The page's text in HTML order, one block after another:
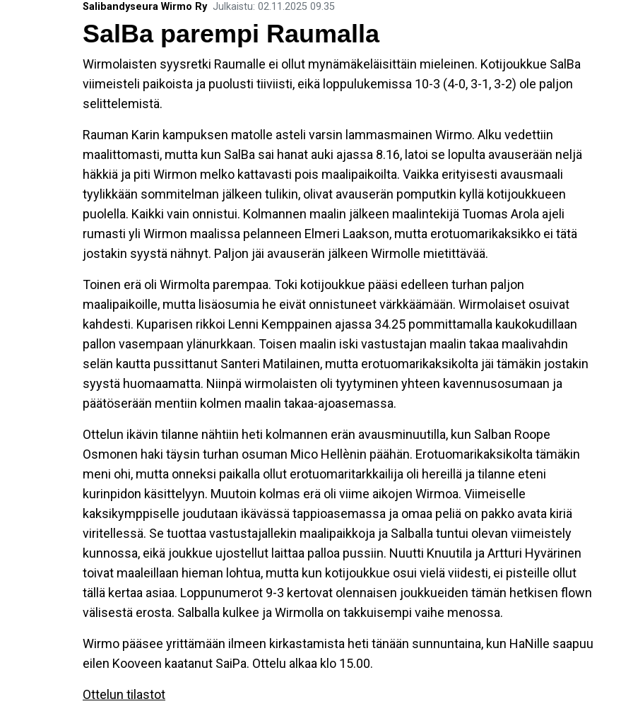
Salibandyseura Wirmo Ry Julkaistu: 02.11.2025 09.35
SalBa parempi Raumalla
Wirmolaisten syysretki Raumalle ei ollut mynämäkeläisittäin mieleinen. Kotijoukkue SalBa
viimeisteli paikoista ja puolusti tiiviisti, eikä loppulukemissa 10-3 (4-0, 3-1, 3-2) ole paljon
selittelemistä.
Rauman Karin kampuksen matolle asteli varsin lammasmainen Wirmo. Alku vedettiin
maalittomasti, mutta kun SalBa sai hanat auki ajassa 8.16, latoi se lopulta avauserään neljä
häkkiä ja piti Wirmon melko kattavasti pois maalipaikoilta. Vaikka erityisesti avausmaali
tyylikkään sommitelman jälkeen tulikin, olivat avauserän pomputkin kyllä kotijoukkueen
puolella. Kaikki vain onnistui. Kolmannen maalin jälkeen maalintekijä Tuomas Arola ajeli
rumasti yli Wirmon maalissa pelanneen Elmeri Laakson, mutta erotuomarikaksikko ei tätä
jostakin syystä nähnyt. Paljon jäi avauserän jälkeen Wirmolle mietittävää.
Toinen erä oli Wirmolta parempaa. Toki kotijoukkue pääsi edelleen turhan paljon
maalipaikoille, mutta lisäosumia he eivät onnistuneet värkkäämään. Wirmolaiset osuivat
kahdesti. Kuparisen rikkoi Lenni Kemppainen ajassa 34.25 pommittamalla kaukokudillaan
pallon vasempaan ylänurkkaan. Toisen maalin iski vastustajan maalin takaa maalivahdin
selän kautta pussittanut Santeri Matilainen, mutta erotuomarikaksikolta jäi tämäkin jostakin
syystä huomaamatta. Niinpä wirmolaisten oli tyytyminen yhteen kavennusosumaan ja
päätöserään mentiin kolmen maalin takaa-ajoasemassa.
Ottelun ikävin tilanne nähtiin heti kolmannen erän avausminuutilla, kun Salban Roope
Osmonen haki täysin turhan osuman Mico Hellènin päähän. Erotuomarikaksikolta tämäkin
meni ohi, mutta onneksi paikalla ollut erotuomaritarkkailija oli hereillä ja tilanne eteni
kurinpidon käsittelyyn. Muutoin kolmas erä oli viime aikojen Wirmoa. Viimeiselle
kaksikymppiselle joudutaan ikävässä tappioasemassa ja omaa peliä on pakko avata kiriä
viritellessä. Se tuottaa vastustajallekin maalipaikkoja ja Salballa tuntui olevan viimeistely
kunnossa, eikä joukkue ujostellut laittaa palloa pussiin. Nuutti Knuutila ja Artturi Hyvärinen
toivat maaleillaan hieman lohtua, mutta kun kotijoukkue osui vielä viidesti, ei pisteille ollut
tällä kertaa asiaa. Loppunumerot 9-3 kertovat olennaisen joukkueiden tämän hetkisen flown
välisestä erosta. Salballa kulkee ja Wirmolla on takkuisempi vaihe menossa.
Wirmo pääsee yrittämään ilmeen kirkastamista heti tänään sunnuntaina, kun HaNille saapuu
eilen Kooveen kaatanut SaiPa. Ottelu alkaa klo 15.00.
Ottelun tilastot